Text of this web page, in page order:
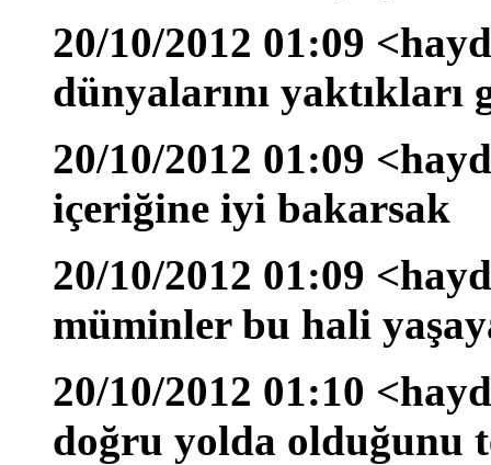
20/10/2012 01:09
dünyalarını
20/10/2012 01:09
içeriğine iyi bakarsak
20/10/2012 01:09
müminler bu hali
20/10/2012 01:10
doğru yolda olduğunu